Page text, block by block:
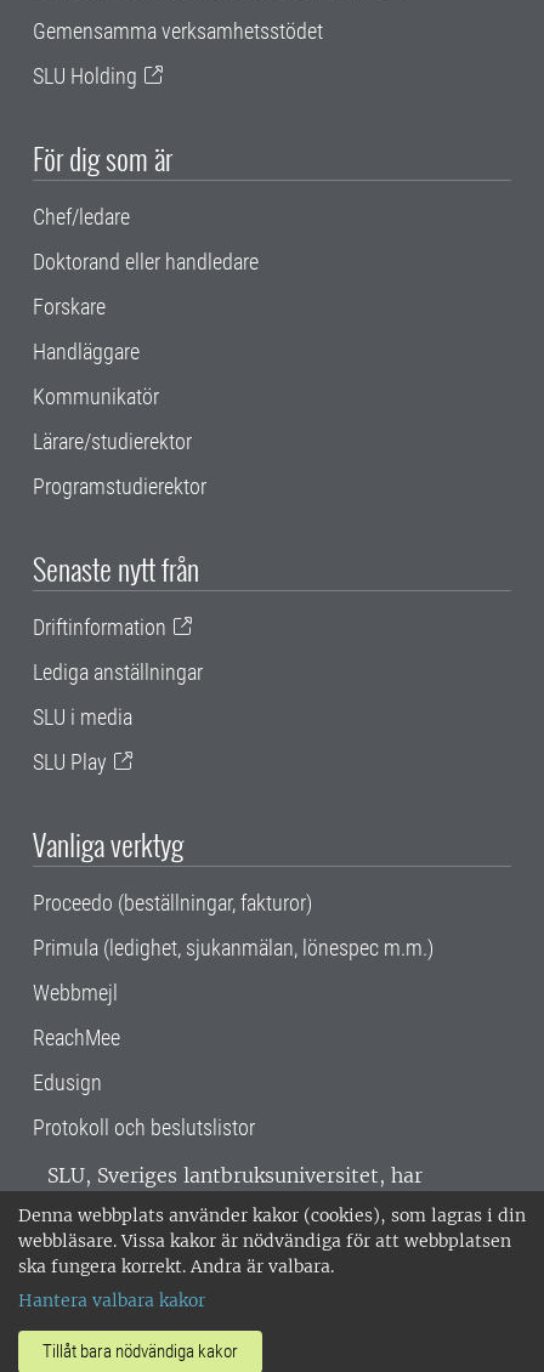
Denna webbplats använder kakor (cookies), som lagras i din
webbläsare. Vissa kakor är nödvändiga för att webbplatsen
ska fungera korrekt. Andra är valbara.
Hantera valbara kakor
Tillåt bara nödvändiga kakor
Gemensamma verksamhetsstödet
SLU Holding
För dig som är
Chef/ledare
Doktorand eller handledare
Forskare
Handläggare
Kommunikatör
Lärare/studierektor
Programstudierektor
Senaste nytt från
Driftinformation
Lediga anställningar
SLU i media
SLU Play
Vanliga verktyg
Proceedo (beställningar, fakturor)
Primula (ledighet, sjukanmälan, lönespec m.m.)
Webbmejl
ReachMee
Edusign
Protokoll och beslutslistor
SLU, Sveriges lantbruksuniversitet, har
verksamhet över hela Sverige. Huvudorter är
Alnarp, Uppsala och Umeå.SLU är
miljöcertifierat enligt ISO 14001. •
018-67 10 00 • Org nr: 202100-2817 •
Om SLU:s webbplatser